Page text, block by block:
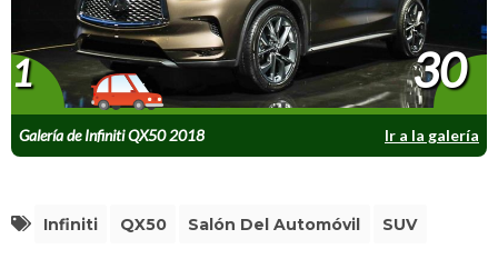
Galería de Infiniti QX50 2018 Ir a la galería
1 30
Infiniti QX50 Salón Del Automóvil SUV